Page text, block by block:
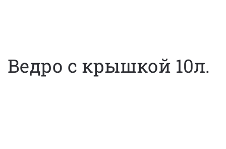
Ведро с крышкой 10л.